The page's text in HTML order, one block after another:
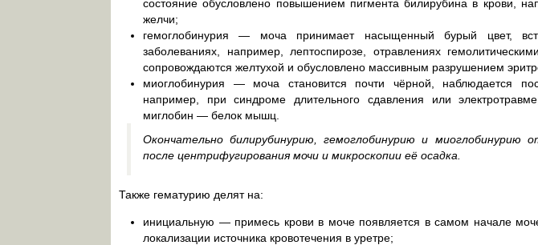
состояние обусловлено повышением пигмента билирубина в крови,
желчи;
гемоглобинурия — моча принимает насыщенный бурый цвет,
заболеваниях, например, лептоспирозе, отравлениях
сопровождаются желтухой и обусловлено массивным разрушением
миоглобинурия — моча становится почти чёрной, наблюдается
например, при синдроме длительного сдавления или
миглобин — белок мышц.
Окончательно билирубинурию, гемоглобинурию и миоглобинурию
после центрифугирования мочи и микроскопии её осадка.
Также гематурию делят на:
инициальную — примесь крови в моче появляется в самом начале
локализации источника кровотечения в уретре;